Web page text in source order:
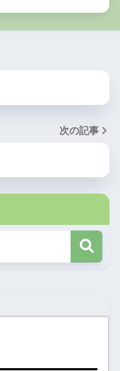
次の記事